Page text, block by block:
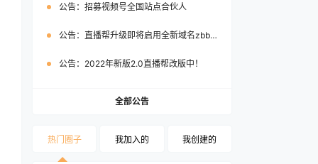
公告： 招募视频号全国站点合伙人
公告： 直播帮升级即将启用全新域名zbb.cool
公告： 2022年新版2.0直播帮改版中！
全部公告
热门圈子 我加入的 我创建的